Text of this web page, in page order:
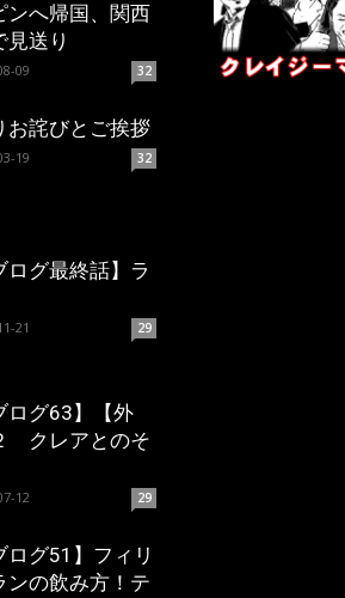
ンへ帰国、関西
見送り
09 32
お詫びとご挨拶
19 32
ログ最終話】ラ
21 29
ログ63】【外
クレアとのそ
12 29
ログ51】フィリ
ンの飲み方！テ